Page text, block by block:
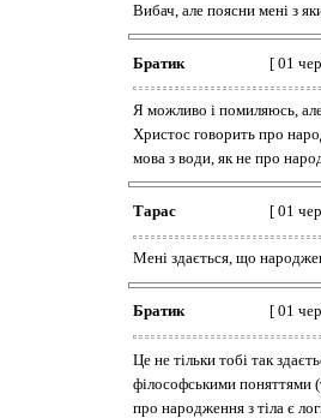
Вибач, але поясни мені з
Братик [ 01
Я можливо і помиляюсь,
Христос говорить про
мова з води, як не про
Тарас [ 01
Мені здається, що
Братик [ 01
Це не тільки тобі так
філософськими поняттями
про народження з тіла є